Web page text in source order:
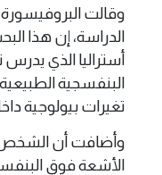
وقالت
الدراسة، إن هذا
أستراليا الذي
البنفسجية
تغيرات بيولوجية
وأضافت أن
الأشعة فوق